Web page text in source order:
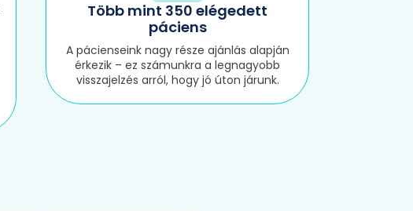
Több mint 350 elégedett
páciens
A pácienseink nagy része ajánlás alapján
érkezik – ez számunkra a legnagyobb
visszajelzés arról, hogy jó úton járunk.